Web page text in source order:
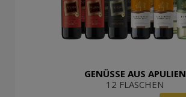
GENÜSSE AUS APULIEN
12 FLASCHEN